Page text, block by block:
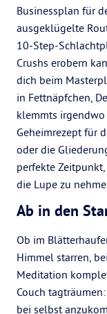
Businessplan für
ausgeklügelte
10-Step-
Crushs erobern
dich beim
in Fettnäpfchen,
klemmts
Geheimrezept für
oder die
perfekte
die Lupe zu
Ab in den
Ob im
Himmel starren,
Meditation
Couch
bei selbst